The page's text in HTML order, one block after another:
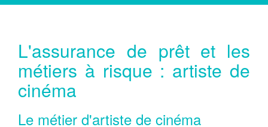
L'assurance de prêt et les
métiers à risque : artiste de
cinéma
Le métier d'artiste de cinéma